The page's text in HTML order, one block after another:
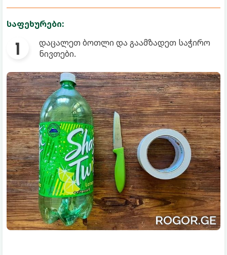
საფეხურები:
დაცალეთ ბოთლი და გაამზადეთ საჭირო
ნივთები.